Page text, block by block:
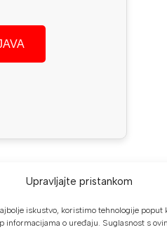
Upravljajte pristankom
iskustvo, koristimo tehnologije poput
informacijama o uređaju. Suglasnost s
NAČINI PLAĆANJA
U našoj web trgovini